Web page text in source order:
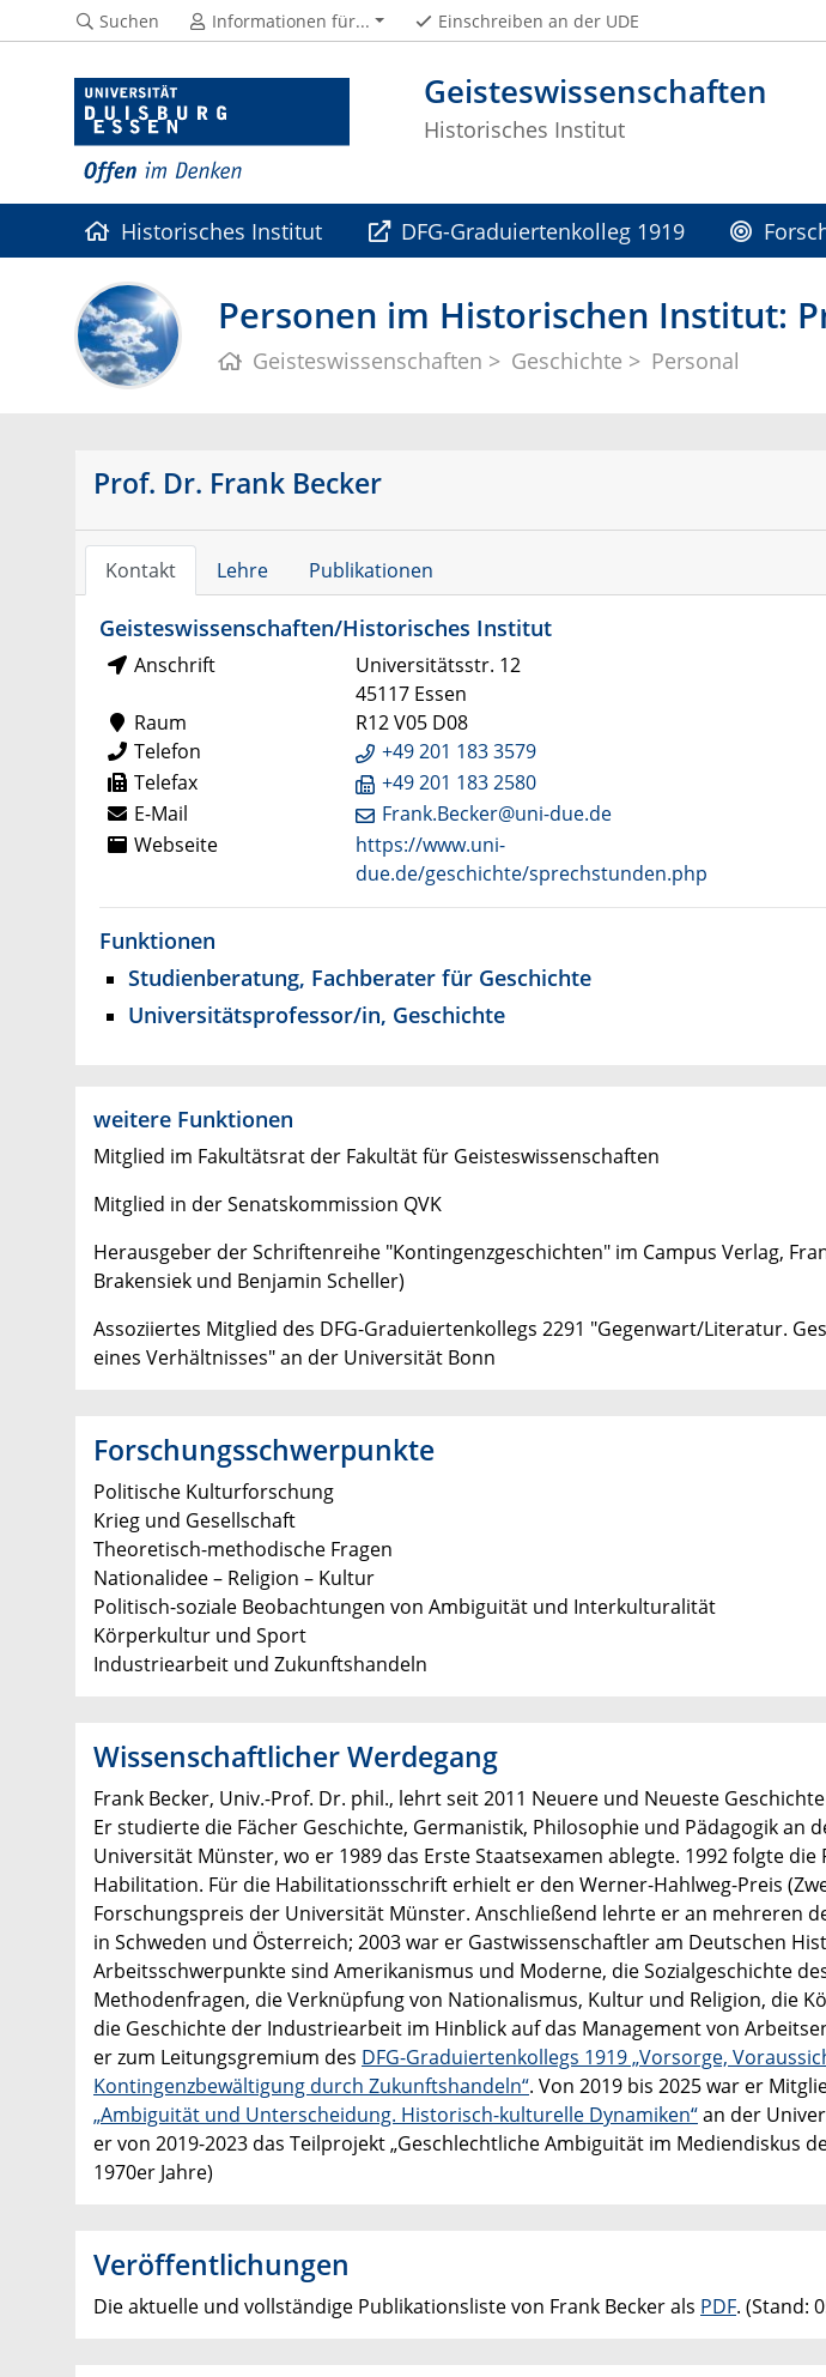
Geisteswissenschaften
Historisches Institut
Suchen Informationen für... Einschreiben an der UDE
Historisches Institut DFG-Graduiertenkolleg 1919
Kooperationen
Personen im Historischen Institut:
Geisteswissenschaften Geschichte Personal
Prof. Dr. Frank Becker
Kontakt Lehre Publikationen
Geisteswissenschaften/Historisches Institut
Anschrift
Universitätsstr. 12
45117 Essen
Raum
R12 V05 D08
Telefon
+49 201 183 3579
Telefax
+49 201 183 2580
E-Mail
Frank.Becker@uni-due.de
Webseite
https://www.uni-
due.de/geschichte/sprechstunden.php
Funktionen
Studienberatung, Fachberater für Geschichte
Universitätsprofessor/in, Geschichte
weitere Funktionen
Mitglied im Fakultätsrat der Fakultät für Geisteswissenschaften
Mitglied in der Senatskommission QVK
Herausgeber der Schriftenreihe "Kontingenzgeschichten" im Campus Verlag,
Brakensiek und Benjamin Scheller)
Assoziiertes Mitglied des DFG-Graduiertenkollegs 2291 "Gegenwart/Literatur.
eines Verhältnisses" an der Universität Bonn
Forschungsschwerpunkte
Politische Kulturforschung
Krieg und Gesellschaft
Theoretisch-methodische Fragen
Nationalidee – Religion – Kultur
Politisch-soziale Beobachtungen von Ambiguität und Interkulturalität
Körperkultur und Sport
Industriearbeit und Zukunftshandeln
Wissenschaftlicher Werdegang
Frank Becker, Univ.-Prof. Dr. phil., lehrt seit 2011 Neuere und Neueste
Er studierte die Fächer Geschichte, Germanistik, Philosophie und Pädagogik an
Universität Münster, wo er 1989 das Erste Staatsexamen ablegte. 1992 folgte
Habilitation. Für die Habilitationsschrift erhielt er den Werner-Hahlweg-Preis
Forschungspreis der Universität Münster. Anschließend lehrte er an mehreren
in Schweden und Österreich; 2003 war er Gastwissenschaftler am Deutschen
Arbeitsschwerpunkte sind Amerikanismus und Moderne, die Sozialgeschichte
Methodenfragen, die Verknüpfung von Nationalismus, Kultur und Religion, die
die Geschichte der Industriearbeit im Hinblick auf das Management von
er zum Leitungsgremium des DFG-Graduiertenkollegs 1919 „Vorsorge,
Kontingenzbewältigung durch Zukunftshandeln“. Von 2019 bis 2025 war er
„Ambiguität und Unterscheidung. Historisch-kulturelle Dynamiken“an der
er von 2019-2023 das Teilprojekt „Geschlechtliche Ambiguität im Mediendiskus
1970er Jahre)
Veröffentlichungen
Die aktuelle und vollständige Publikationsliste von Frank Becker als PDF. (Stand: